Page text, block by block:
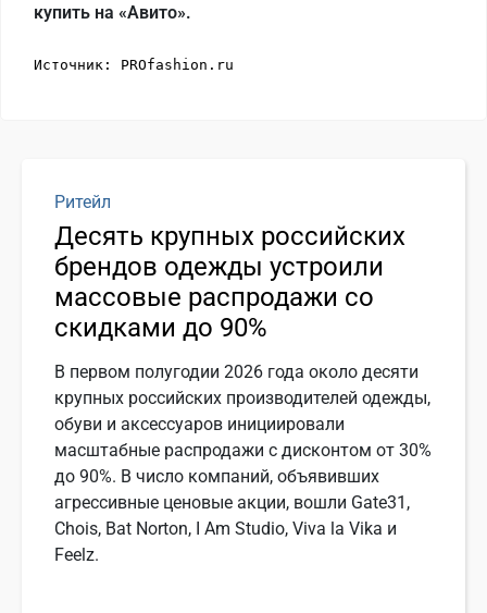
купить на «Авито».
Источник: PROfashion.ru
Ритейл
Десять крупных российских
брендов одежды устроили
массовые распродажи со
скидками до 90%
В первом полугодии 2026 года около десяти
крупных российских производителей одежды,
обуви и аксессуаров инициировали
масштабные распродажи с дисконтом от 30%
до 90%. В число компаний, объявивших
агрессивные ценовые акции, вошли Gate31,
Chois, Bat Norton, I Am Studio, Viva la Vika и
Feelz.